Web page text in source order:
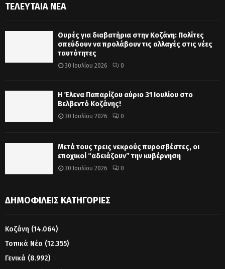
ΤΕΛΕΥΤΑΊΑ ΝΈΑ
Ουρές για διαβατήρια στην Κοζάνη: Πολίτες
σπεύδουν να προλάβουν τις αλλαγές στις νέες
ταυτότητες
30 Ιουλίου 2026 0
Η Έλενα Παπαρίζου αύριο 31 Ιουλίου στο
Βελβεντό Κοζάνης!
30 Ιουλίου 2026 0
Μετά τους τρεις νεκρούς πυροσβέστες, οι
εποχικοί “αδειάζουν” την κυβέρνηση
30 Ιουλίου 2026 0
ΔΗΜΟΦΙΛΕΊΣ ΚΑΤΗΓΟΡΊΕΣ
Κοζάνη (14.064)
Τοπικά Νέα (12.355)
Γενικά (8.992)